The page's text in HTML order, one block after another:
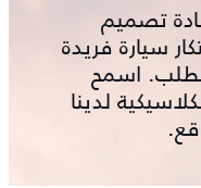
تصميم
سيارة فريدة
اسمح
لدينا